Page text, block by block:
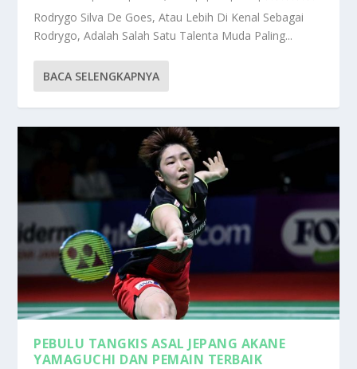
Rodrygo Silva De Goes, Atau Lebih Di Kenal Sebagai
Rodrygo, Adalah Salah Satu Talenta Muda Paling...
BACA SELENGKAPNYA
PEBULU TANGKIS ASAL JEPANG AKANE
YAMAGUCHI DAN PEMAIN TERBAIK